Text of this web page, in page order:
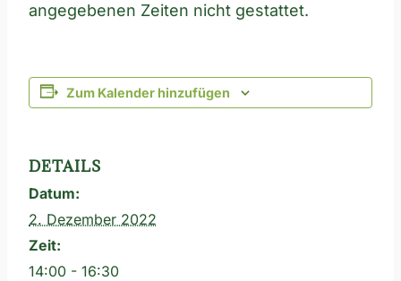
angegebenen Zeiten nicht gestattet.
Zum Kalender hinzufügen
DETAILS
Datum:
2. Dezember 2022
Zeit:
14:00 - 16:30